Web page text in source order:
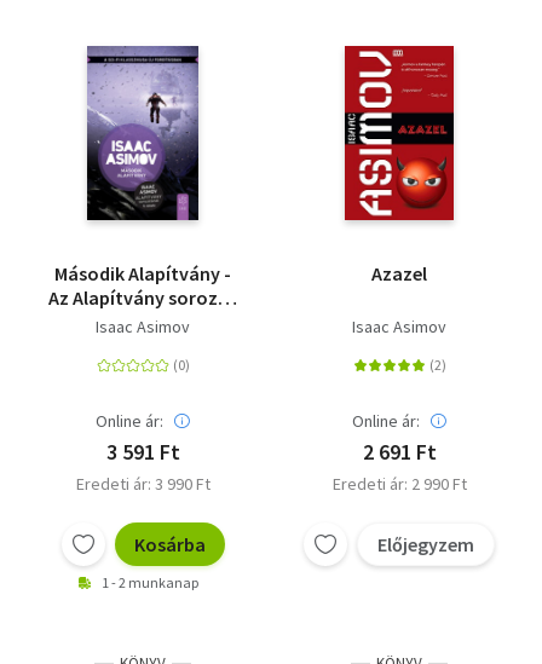
Második Alapítvány -
Az Alapítvány sorozat
5. kötete
Isaac Asimov
Online ár:
3 591 Ft
Eredeti ár: 3 990 Ft
Kosárba
1 - 2 munkanap
Azazel
Isaac Asimov
Online ár:
2 691 Ft
Eredeti ár: 2 990 Ft
Előjegyzem